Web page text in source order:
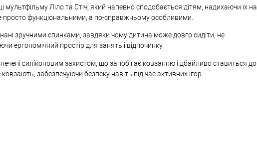
мультфільму Ліло та Стіч, який напевно сподобається дітям, надихаючи їх на
просто функціональними, а по-справжньому особливими.
зручними спинками, завдяки чому дитина може довго сидіти, не
ергономічний простір для занять і відпочинку.
силіконовим захистом, що запобігає ковзанню і дбайливо ставиться до
забезпечуючи безпеку навіть під час активних ігор.